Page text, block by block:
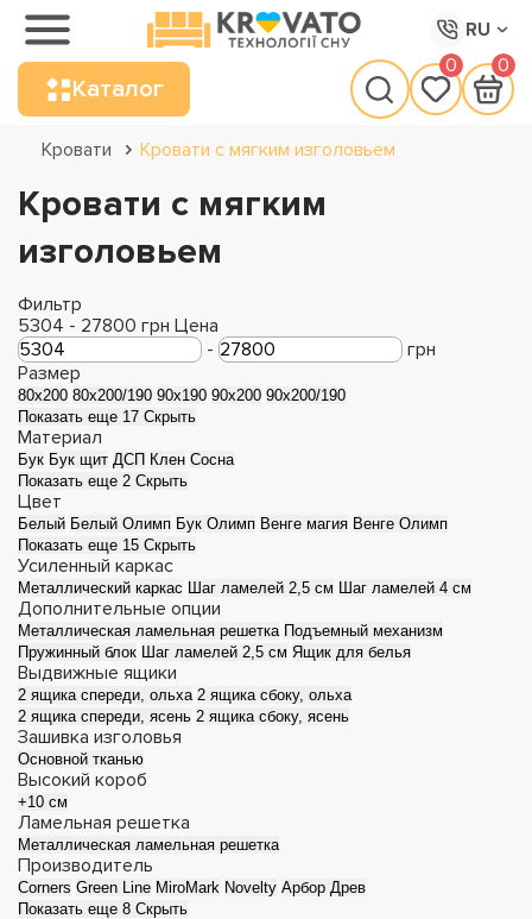
RU
Каталог
0 0
Кровати Кровати с мягким изголовьем
Кровати с мягким
изголовьем
Фильтр
5304 - 27800 грн Цена
-
грн
Размер
80x200 80x200/190 90x190 90x200 90x200/190
Показать еще 17 Скрыть
Материал
Бук Бук щит ДСП Клен Сосна
Показать еще 2 Скрыть
Цвет
Белый Белый Олимп Бук Олимп Венге магия Венге Олимп
Показать еще 15 Скрыть
Усиленный каркас
Металлический каркас Шаг ламелей 2,5 см Шаг ламелей 4 см
Дополнительные опции
Металлическая ламельная решетка Подъемный механизм
Пружинный блок Шаг ламелей 2,5 см Ящик для белья
Выдвижные ящики
2 ящика спереди, ольха 2 ящика сбоку, ольха
2 ящика спереди, ясень 2 ящика сбоку, ясень
Зашивка изголовья
Основной тканью
Высокий короб
+10 см
Ламельная решетка
Металлическая ламельная решетка
Производитель
Corners Green Line MiroMark Novelty Арбор Древ
Показать еще 8 Скрыть